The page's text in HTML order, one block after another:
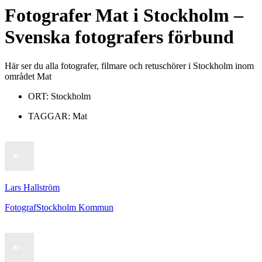
FotograferMat i Stockholm–
Svenska fotografers förbund
Här ser du alla fotografer, filmare och retuschörer i Stockholm inom
området Mat
ORT: Stockholm
TAGGAR: Mat
Lars Hallström
FotografStockholm Kommun